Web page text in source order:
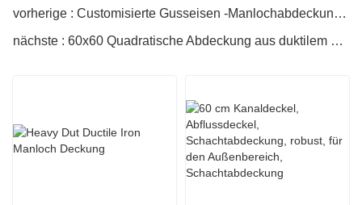
vorherige : Customisierte Gusseisen -Manlochabdeckungen
nächste : 60x60 Quadratische Abdeckung aus duktilem Gusseisen